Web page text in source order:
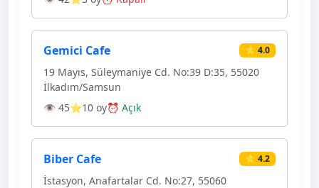
Gemici Cafe ⭐ 4.0
19 Mayıs, Süleymaniye Cd. No:39 D:35, 55020
İlkadım/Samsun
👁 45⭐10 oy⏰ Açık
Biber Cafe ⭐ 4.2
İstasyon, Anafartalar Cd. No:27, 55060